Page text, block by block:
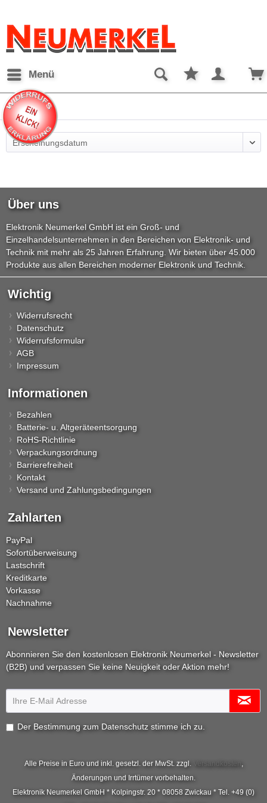
Menü
LNB-Bundle
Über uns
Elektronik Neumerkel GmbH ist ein Groß- und
Einzelhandelsunternehmen in den Bereichen von Elektronik- und
Technik mit mehr als 25 Jahren Erfahrung. Wir bieten über 45.000
Produkte aus allen Bereichen moderner Elektronik und Technik.
Wichtig
Widerrufsrecht
Datenschutz
Widerrufsformular
AGB
Impressum
Informationen
Bezahlen
Batterie- u. Altgeräteentsorgung
RoHS-Richtlinie
Verpackungsordnung
Barrierefreiheit
Kontakt
Versand und Zahlungsbedingungen
Zahlarten
PayPal
Sofortüberweisung
Lastschrift
Kreditkarte
Vorkasse
Nachnahme
Newsletter
Abonnieren Sie den kostenlosen Elektronik Neumerkel - Newsletter
(B2B) und verpassen Sie keine Neuigkeit oder Aktion mehr!
Der Bestimmung zum Datenschutz stimme ich zu.
Alle Preise in Euro und inkl. gesetzl. der MwSt. zzgl. Versandkosten
,
Änderungen und Irrtümer vorbehalten.
Elektronik Neumerkel GmbH * Kolpingstr. 20 * 08058 Zwickau * Tel. +49 (0)